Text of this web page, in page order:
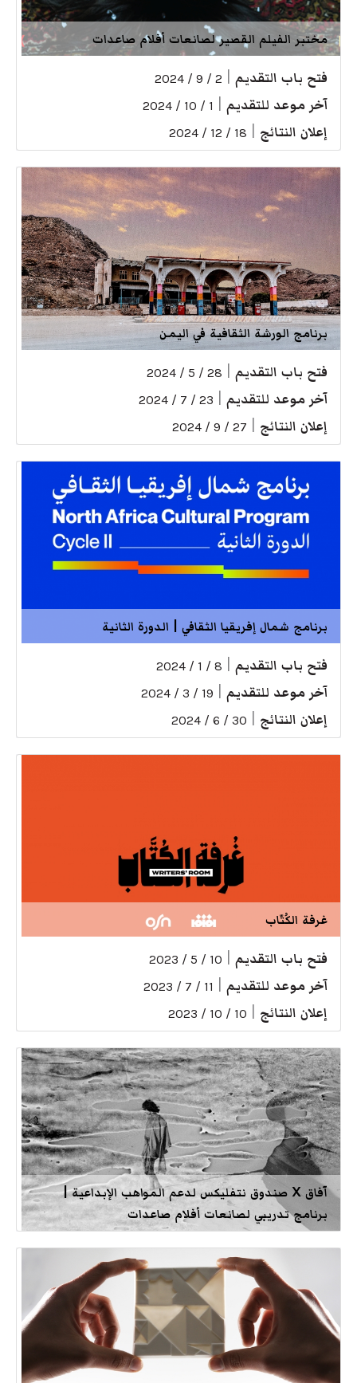
مختبر الفيلم القصير لصانعات أفلام صاعدات
فتح باب التقديم 2 / 9 / 2024
آخر موعد للتقديم 1 / 10 / 2024
إعلان النتائج 18 / 12 / 2024
برنامج الورشة الثقافية في اليمن
فتح باب التقديم 28 / 5 / 2024
آخر موعد للتقديم 23 / 7 / 2024
إعلان النتائج 27 / 9 / 2024
برنامج شمال إفريقيا الثقافي | الدورة الثانية
فتح باب التقديم 8 / 1 / 2024
آخر موعد للتقديم 19 / 3 / 2024
إعلان النتائج 30 / 6 / 2024
غرفة الكُتّاب
فتح باب التقديم 10 / 5 / 2023
آخر موعد للتقديم 11 / 7 / 2023
إعلان النتائج 10 / 10 / 2023
آفاق X صندوق نتفليكس لدعم المواهب الإبداعية |
برنامج تدريبي لصانعات أفلام صاعدات